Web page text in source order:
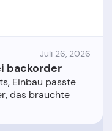
Juli 26, 2026
backorder
Einbau passte
das brauchte